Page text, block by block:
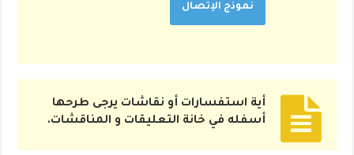
نموذج الإتصال
أية استفسارات أو نقاشات يرجى طرحها
أسفله في خانة التعليقات و المناقشات.